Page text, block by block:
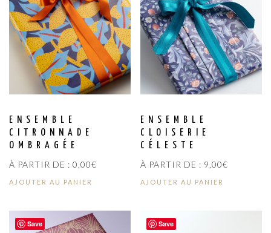
ENSEMBLE
CITRONNADE
OMBRAGÉE
À PARTIR DE : 0,00€
AJOUTER AU PANIER
ENSEMBLE
CLOISERIE
CÉLESTE
À PARTIR DE : 9,00€
AJOUTER AU PANIER
Save Save